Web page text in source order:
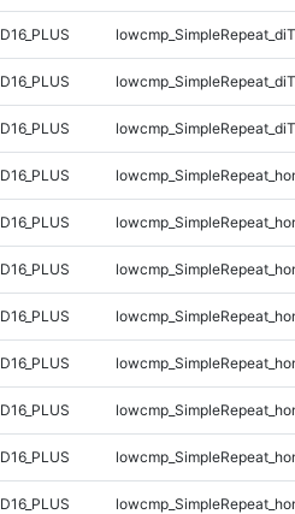
D16_PLUS
D16_PLUS
D16_PLUS
D16_PLUS
D16_PLUS
D16_PLUS
D16_PLUS
D16_PLUS
D16_PLUS
D16_PLUS
D16_PLUS